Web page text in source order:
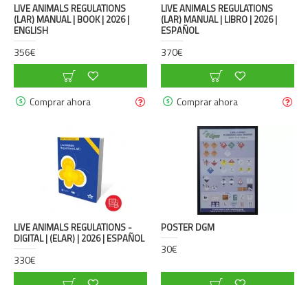
LIVE ANIMALS REGULATIONS
(LAR) MANUAL | BOOK | 2026 |
ENGLISH
356€
Comprar ahora
LIVE ANIMALS REGULATIONS
(LAR) MANUAL | LIBRO | 2026 |
ESPAÑOL
370€
Comprar ahora
LIVE ANIMALS REGULATIONS -
DIGITAL | (ELAR) | 2026 | ESPAÑOL
330€
POSTER DGM
30€